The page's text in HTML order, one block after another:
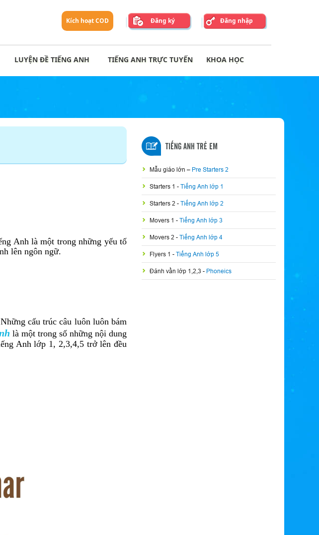
Đăng nhập
Đăng ký
Kích hoạt COD
LUYỆN ĐỀ TIẾNG ANH TIẾNG ANH TRỰC TUYẾN KHOA HỌC
Anh là một trong những yếu tố
lên ngôn ngữ.
cấu trúc câu luôn luôn bám
là một trong số những nội dung
Anh lớp 1, 2,3,4,5 trở lên đều
TIẾNG ANH TRẺ EM
Mẫu giáo lớn – Pre Starters 2
Starters 1 - Tiếng Anh lớp 1
Starters 2 - Tiếng Anh lớp 2
Movers 1 - Tiếng Anh lớp 3
Movers 2 - Tiếng Anh lớp 4
Flyers 1 - Tiếng Anh lớp 5
Đánh vần lớp 1,2,3 - Phoneics